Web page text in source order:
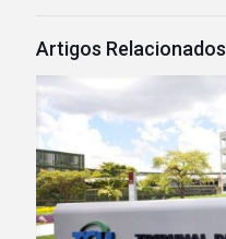
Artigos Relacionados